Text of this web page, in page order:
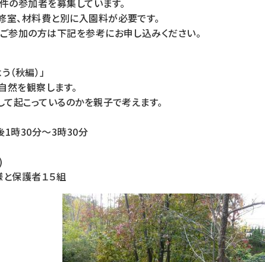
の参加者を募集しています。
、材料費と別に入園料が必要です。
参加の方は下記を参考にお申し込みください。
秋編）」
を観察します。
起こっているのかを親子で考えます。
1時30分～3時30分
保護者１５組